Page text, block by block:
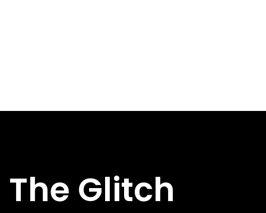
BREEDTE 150 mm
BEKABELING Vast
VERMOGEN 500 W
BREEDTE 150 mm
BEKABELING
VERMOGEN
The Glitch